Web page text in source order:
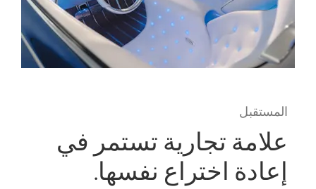
المستقبل
علامة تجارية تستمر في
إعادة اختراع نفسها.